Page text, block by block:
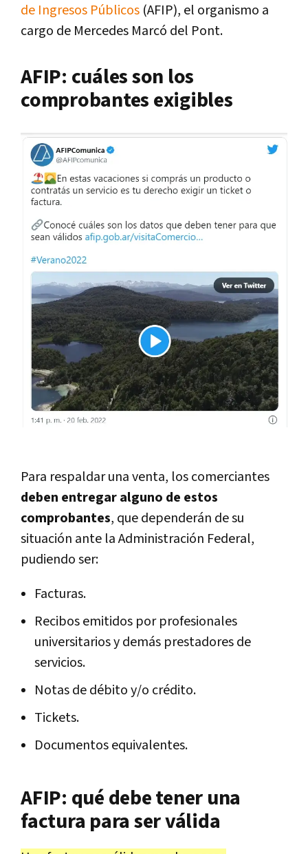
de Ingresos Públicos (AFIP), el organismo a
cargo de Mercedes Marcó del Pont.
AFIP: cuáles son los
comprobantes exigibles
Para respaldar una venta, los comerciantes
deben entregar alguno de estos
comprobantes, que dependerán de su
situación ante la Administración Federal,
pudiendo ser:
Facturas.
Recibos emitidos por profesionales
universitarios y demás prestadores de
servicios.
Notas de débito y/o crédito.
Tickets.
Documentos equivalentes.
AFIP: qué debe tener una
factura para ser válida